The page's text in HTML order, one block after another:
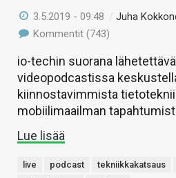
3.5.2019 - 09:48 /Juha
Kommentit (743)
io-techin suorana
videopodcastissa
kiinnostavimmista
mobiilimaailman
Lue lisää
live podcast tekniikkakatsaus